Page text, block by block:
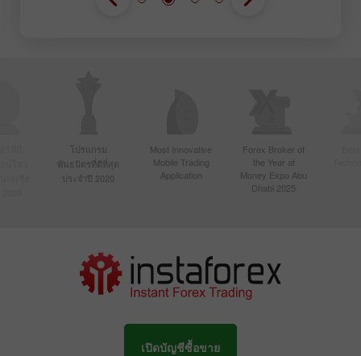
โปรแกรม
พันธมิตรที่ดีที่สุด
ประจำปี 2020
Most Innovative
Mobile Trading
Application
Forex Broker of
the Year at
Money Expo Abu
Dhabi 2025
เปิดบัญชีซื้อขาย